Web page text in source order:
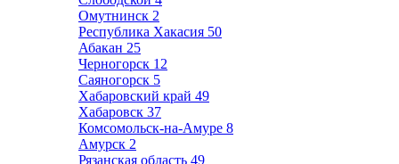
Омутнинск 2
Республика Хакасия 50
Абакан 25
Черногорск 12
Саяногорск 5
Хабаровский край 49
Хабаровск 37
Комсомольск-на-Амуре 8
Амурск 2
Рязанская область 49